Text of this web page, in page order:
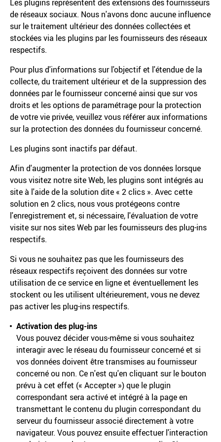
Les plugins représentent des extensions des fournisseurs
de réseaux sociaux. Nous n'avons donc aucune influence
sur le traitement ultérieur des données collectées et
stockées via les plugins par les fournisseurs des réseaux
respectifs.
Pour plus d'informations sur l'objectif et l'étendue de la
collecte, du traitement ultérieur et de la suppression des
données par le fournisseur concerné ainsi que sur vos
droits et les options de paramétrage pour la protection
de votre vie privée, veuillez vous référer aux informations
sur la protection des données du fournisseur concerné.
Les plugins sont inactifs par défaut.
Afin d'augmenter la protection de vos données lorsque
vous visitez notre site Web, les plugins sont intégrés au
site à l'aide de la solution dite « 2 clics ». Avec cette
solution en 2 clics, nous vous protégeons contre
l'enregistrement et, si nécessaire, l'évaluation de votre
visite sur nos sites Web par les fournisseurs des plug-ins
respectifs.
Si vous ne souhaitez pas que les fournisseurs des
réseaux respectifs reçoivent des données sur votre
utilisation de ce service en ligne et éventuellement les
stockent ou les utilisent ultérieurement, vous ne devez
pas activer les plug-ins respectifs.
Activation des plug-ins
Vous pouvez décider vous-même si vous souhaitez
interagir avec le réseau du fournisseur concerné et si
vos données doivent être transmises au fournisseur
concerné ou non. Ce n'est qu'en cliquant sur le bouton
prévu à cet effet (« Accepter ») que le plugin
correspondant sera activé et intégré à la page en
transmettant le contenu du plugin correspondant du
serveur du fournisseur associé directement à votre
navigateur. Vous pouvez ensuite effectuer l'interaction